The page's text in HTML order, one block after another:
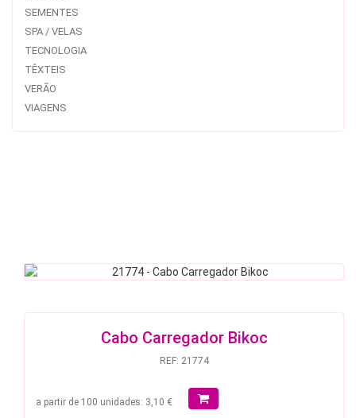
SEMENTES
SPA / VELAS
TECNOLOGIA
TÊXTEIS
VERÃO
VIAGENS
Cabo Carregador Bikoc
REF: 21774
a partir de 100 unidades: 3,10 €